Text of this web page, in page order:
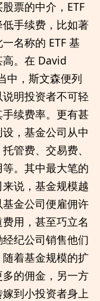
票的中介，ETF
手续费，比如著
名称的 ETF 基
。在 David
中，斯文森便列
明投资者不可轻
续费率。更有甚
，基金公司从中
管费、交易费、
。其中最大笔的
说，基金规模越
金公司便雇佣许
用，甚至巧立名
纪公司销售他们
着基金规模的扩
的佣金，另一方
到小投资者身上